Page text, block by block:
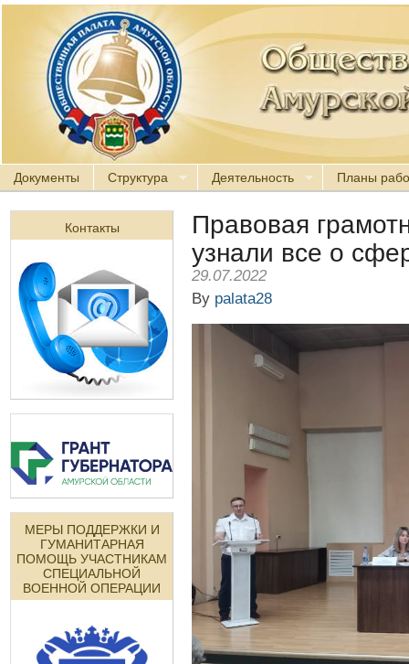
Документы Структура Деятельность Планы
Контакты
МЕРЫ ПОДДЕРЖКИ И
ГУМАНИТАРНАЯ
ПОМОЩЬ УЧАСТНИКАМ
СПЕЦИАЛЬНОЙ
ВОЕННОЙ ОПЕРАЦИИ
Правовая
узнали все о
29.07.2022
By palata28